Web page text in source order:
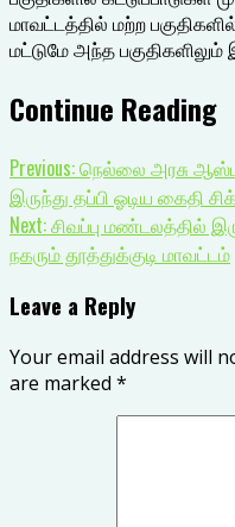
மாவட்டத்தில் மற்ற
மட்டுமே அந்த பகுதிகளிலும்
Continue Reading
Previous:நெல்லை அரசு
இருந்து தப்பி ஓடிய கைதி
Next:சிவப்பு மண்டலத்தில்
நகரும் தூத்துக்குடி மாவட்டம்
Leave a Reply
Your email address will
are marked *